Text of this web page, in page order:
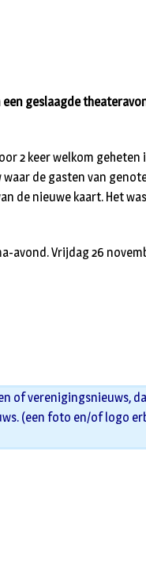
een geslaagde
2 keer welkom geheten
de gasten van
de nieuwe kaart. Het was
avond. Vrijdag 26
of verenigingsnieuws,
(een foto en/of logo